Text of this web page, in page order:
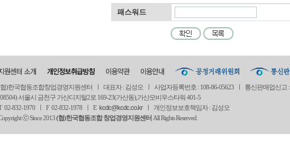
패스워드
)한국협동조합창업경영지원센터 ㅣ 대표자 : 김성오 ㅣ 사업자등록번호 : 108-86-05623 ㅣ 통신판매업신고 :
서울시 금천구 가산디지털2로 169-23(가산동),가산모비우스타워 401-5
02-832-1970 ㅣ F 02-832-1978 ㅣ E kcdc@kcdc.co.krㅣ 개인정보보호책임자 : 김성오
ⓒ Since 2013(협)한국협동조합 창업경영지원센터 All Rights Reserved.